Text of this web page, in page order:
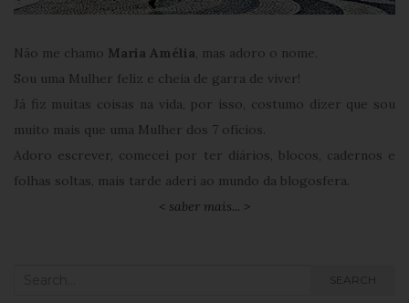
Não me chamo Maria Amélia, mas adoro o nome.
Sou uma Mulher feliz e cheia de garra de viver!
Já fiz muitas coisas na vida, por isso, costumo dizer que sou
muito mais que uma Mulher dos 7 ofícios.
Adoro escrever, comecei por ter diários, blocos, cadernos e
folhas soltas, mais tarde aderi ao mundo da blogosfera.
< saber mais... >
SEARCH